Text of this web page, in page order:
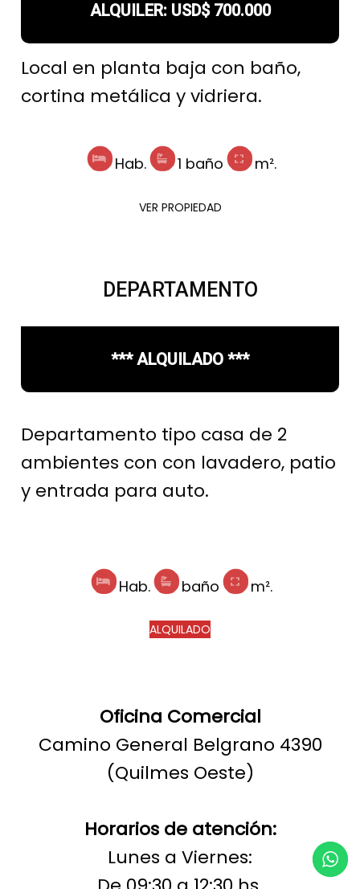
ALQUILER: USD$ 700.000
Local en planta baja con baño,
cortina metálica y vidriera.
Hab. 1 baño m².
VER PROPIEDAD
DEPARTAMENTO
*** ALQUILADO ***
Departamento tipo casa de 2
ambientes con con lavadero, patio
y entrada para auto.
Hab. baño m².
ALQUILADO
Oficina Comercial
Camino General Belgrano 4390
(Quilmes Oeste)
Horarios de atención:
Lunes a Viernes: